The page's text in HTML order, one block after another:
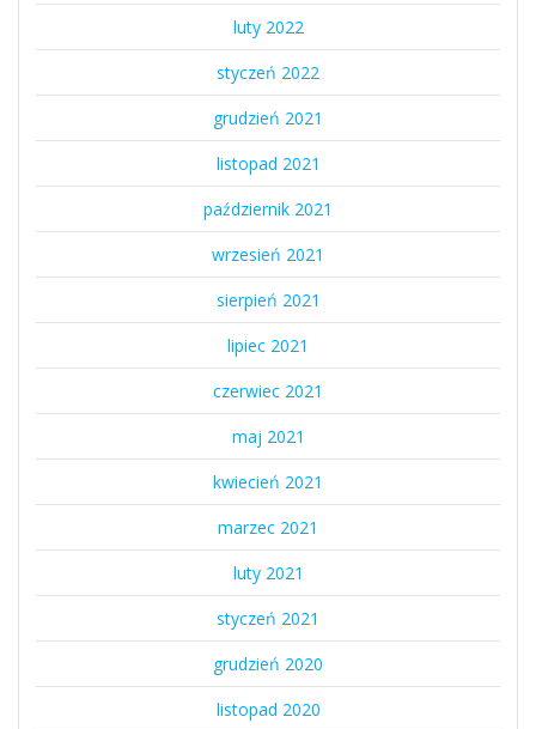
luty 2022
styczeń 2022
grudzień 2021
listopad 2021
październik 2021
wrzesień 2021
sierpień 2021
lipiec 2021
czerwiec 2021
maj 2021
kwiecień 2021
marzec 2021
luty 2021
styczeń 2021
grudzień 2020
listopad 2020